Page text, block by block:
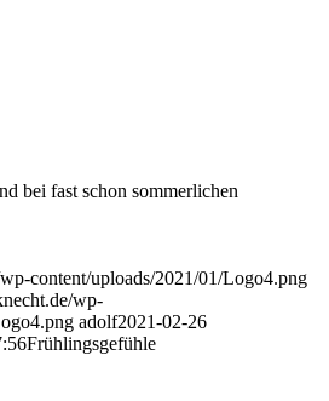
bei fast schon sommerlichen
content/uploads/2021/01/Logo4.png
wp-
adolf2021-02-26
Frühlingsgefühle